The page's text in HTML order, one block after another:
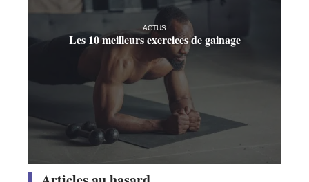
ACTUS
Les 10 meilleurs exercices de gainage